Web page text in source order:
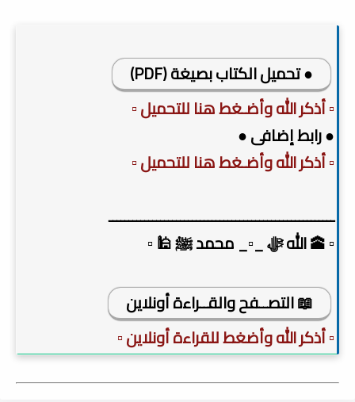
● تحميل الكتاب بصيغة (PDF)
▫️ أذكر الله وأضـغط هنا للتحميل ▫️
● رابط إضافى ●
▫️ أذكر الله وأضـغط هنا للتحميل ▫️
ـــــــــــــــــــــــــــــــــــــــــــــــــــــــــ
▫️ 🕋 الله ﷻ _▫️_ محمد ﷺ 🕌 ▫️
📖 التصــفح والقــراءة أونلاين
▫️ أذكر الله وأضغط للقراءة أونلاين ▫️